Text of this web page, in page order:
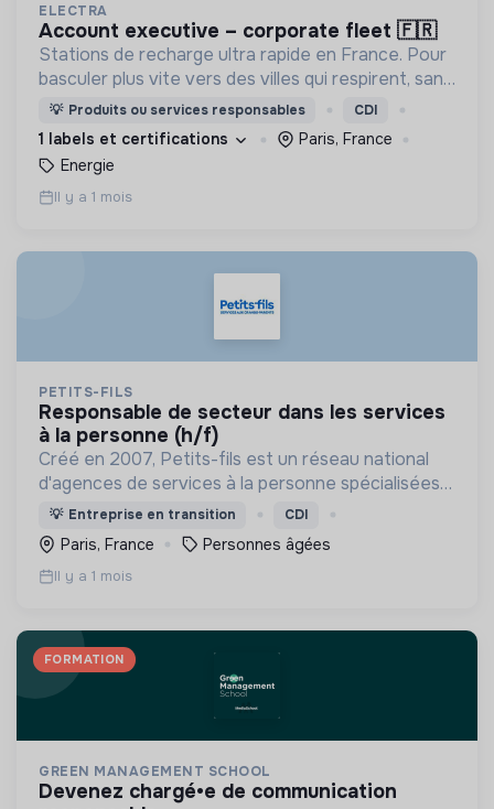
ELECTRA
account executive – corporate fleet 🇫🇷
Stations de recharge ultra rapide en France. Pour
basculer plus vite vers des villes qui respirent, sans
CO₂ et sans bruit.
💡 Produits ou services responsables CDI
1 labels et certifications
Paris, France
Energie
Il y a 1 mois
PETITS-FILS
responsable de secteur dans les services
à la personne (h/f)
Créé en 2007, Petits-fils est un réseau national
d'agences de services à la personne spécialisées
dans l'aide à domicile pour les personnes âgées.
💡 Entreprise en transition CDI
Paris, France Personnes âgées
Il y a 1 mois
FORMATION
GREEN MANAGEMENT SCHOOL
devenez chargé•e de communication